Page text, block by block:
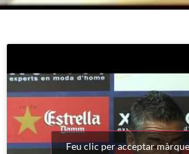
Feu clic per acceptar